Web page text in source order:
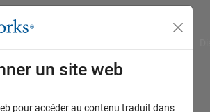
un site web
pour accéder au contenu traduit dans